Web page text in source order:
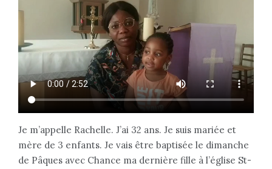
Je m’appelle Rachelle. J’ai 32 ans. Je suis mariée et
mère de 3 enfants. Je vais être baptisée le dimanche
de Pâques avec Chance ma dernière fille à l’église St-